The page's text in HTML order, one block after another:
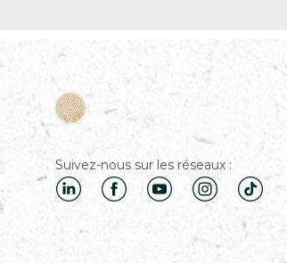
Suivez-nous sur les réseaux :